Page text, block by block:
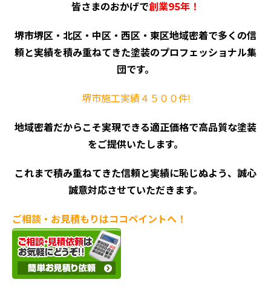
皆さまのおかげで創業95年！
堺市堺区・北区・中区・西区・東区地域密着で多くの信
頼と実績を積み重ねてきた塗装のプロフェッショナル集
団です。
堺市施工実績４５００件!
地域密着だからこそ実現できる適正価格で高品質な塗装
をご提供いたします。
これまで積み重ねてきた信頼と実績に恥じぬよう、誠心
誠意対応させていただきます。
ご相談・お見積もりはココペイントへ！